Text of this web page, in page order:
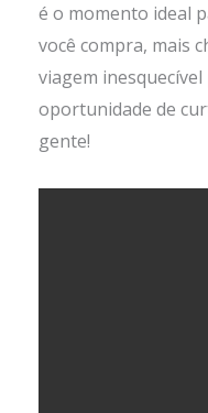
é o momento ideal
você compra, mais
viagem
oportunidade de
gente!